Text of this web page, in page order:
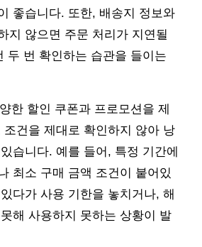
좋습니다. 또한, 배송지 정보와
지 않으면 주문 처리가 지연될
두 번 확인하는 습관을 들이는
한 할인 쿠폰과 프로모션을 제
조건을 제대로 확인하지 않아 낭
습니다. 예를 들어, 특정 기간에
최소 구매 금액 조건이 붙어있
다가 사용 기한을 놓치거나, 해
해 사용하지 못하는 상황이 발